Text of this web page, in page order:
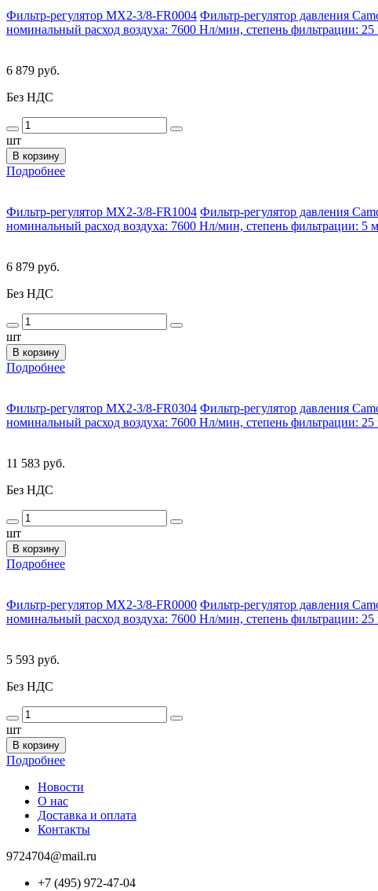
Фильтр-регулятор MX2-3/8-FR0004 Фильтр-регулятор давления
номинальный расход воздуха: 7600 Нл/мин, степень фильтрации: 25
6 879 руб.
Без НДС
шт
В корзину
Подробнее
Фильтр-регулятор MX2-3/8-FR1004 Фильтр-регулятор давления
номинальный расход воздуха: 7600 Нл/мин, степень фильтрации: 5
6 879 руб.
Без НДС
шт
В корзину
Подробнее
Фильтр-регулятор MX2-3/8-FR0304 Фильтр-регулятор давления
номинальный расход воздуха: 7600 Нл/мин, степень фильтрации: 25
11 583 руб.
Без НДС
шт
В корзину
Подробнее
Фильтр-регулятор MX2-3/8-FR0000 Фильтр-регулятор давления
номинальный расход воздуха: 7600 Нл/мин, степень фильтрации: 25
5 593 руб.
Без НДС
шт
В корзину
Подробнее
Новости
О нас
Доставка и оплата
Контакты
9724704@mail.ru
+7 (495) 972-47-04